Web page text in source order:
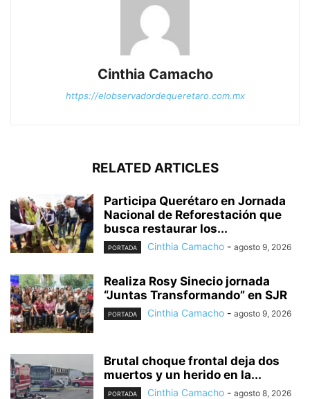
Cinthia Camacho
https://elobservadordequeretaro.com.mx
RELATED ARTICLES
Participa Querétaro en Jornada
Nacional de Reforestación que
busca restaurar los...
PORTADA Cinthia Camacho - agosto 9, 2026
Realiza Rosy Sinecio jornada
“Juntas Transformando” en SJR
PORTADA Cinthia Camacho - agosto 9, 2026
Brutal choque frontal deja dos
muertos y un herido en la...
PORTADA Cinthia Camacho - agosto 8, 2026